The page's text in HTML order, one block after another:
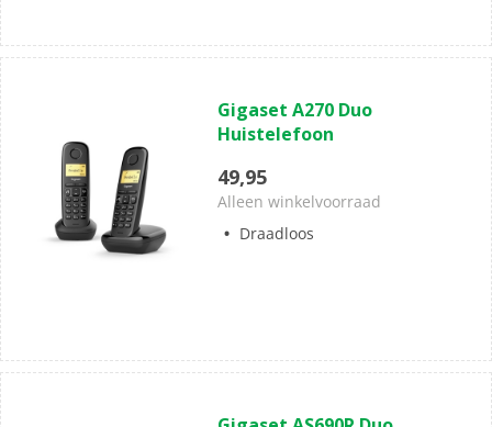
van
de
sterren.
Gigaset A270 Duo
Huistelefoon
49,95
Alleen winkelvoorraad
Draadloos